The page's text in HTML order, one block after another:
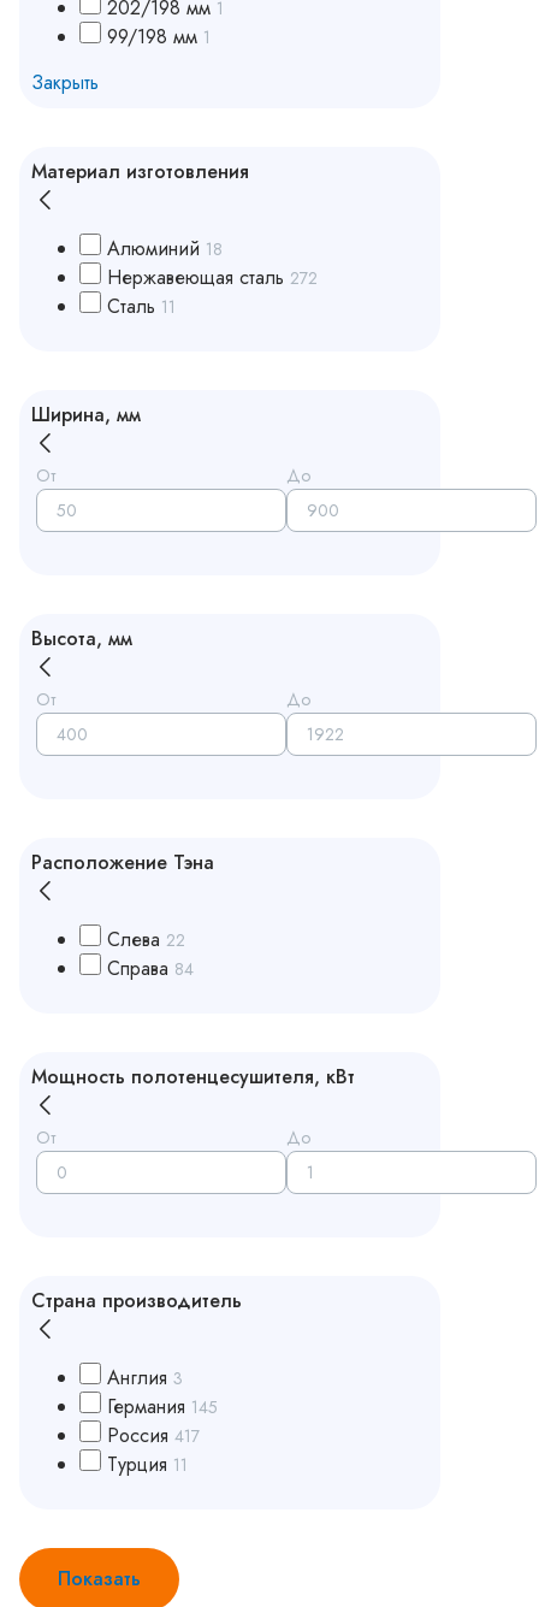
202/198 мм 1
99/198 мм 1
Закрыть
Материал изготовления
Алюминий 18
Нержавеющая сталь 272
Сталь 11
Ширина, мм
От До
Высота, мм
От До
Расположение Тэна
Слева 22
Справа 84
Мощность полотенцесушителя, кВт
От До
Страна производитель
Англия 3
Германия 145
Россия 417
Турция 11
Показать